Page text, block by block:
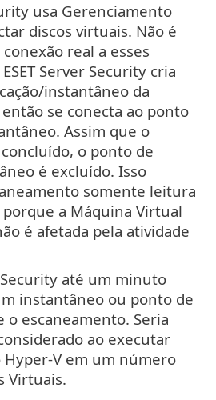
usa Gerenciamento
discos virtuais. Não é
real a esses
Server Security cria
instantâneo da
se conecta ao ponto
Assim que o
o ponto de
é excluído. Isso
somente leitura
a Máquina Virtual
é afetada pela atividade
Security até um minuto
instantâneo ou ponto de
escaneamento. Seria
ao executar
V em um número
Virtuais.